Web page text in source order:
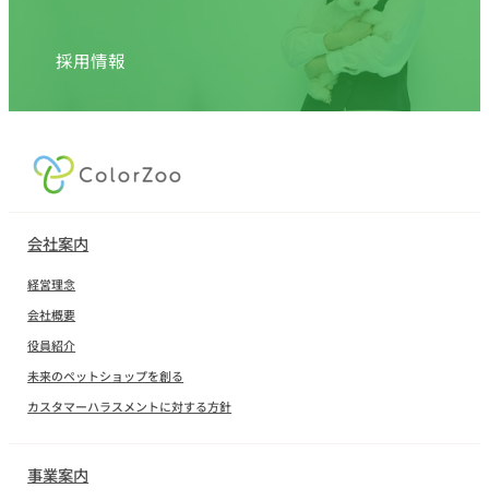
採用情報
会社案内
経営理念
会社概要
役員紹介
未来のペットショップを創る
カスタマーハラスメントに対する方針
事業案内